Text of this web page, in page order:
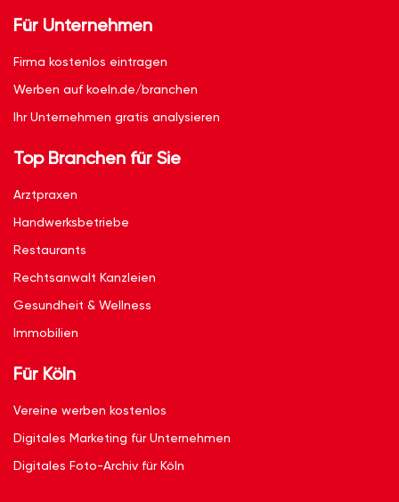
Für Unternehmen
Firma kostenlos eintragen
Werben auf koeln.de/branchen
Ihr Unternehmen gratis analysieren
Top Branchen für Sie
Arztpraxen
Handwerksbetriebe
Restaurants
Rechtsanwalt Kanzleien
Gesundheit & Wellness
Immobilien
Für Köln
Vereine werben kostenlos
Digitales Marketing für Unternehmen
Digitales Foto-Archiv für Köln